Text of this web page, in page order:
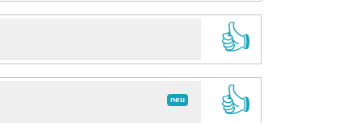
👍
neu
👍